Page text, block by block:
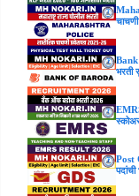
Bank
भरती
Post